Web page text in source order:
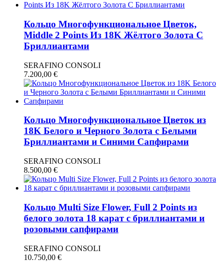
Кольцо Многофункциональное Цветок,
Middle 2 Points Из 18K Жёлтого Золота С
Бриллиантами
SERAFINO CONSOLI
7.200,00 €
Кольцо Многофункциональное Цветок из
18K Белого и Черного Золота с Белыми
Бриллиантами и Синими Сапфирами
SERAFINO CONSOLI
8.500,00 €
Кольцо Multi Size Flower, Full 2 Points из
белого золота 18 карат с бриллиантами и
розовыми сапфирами
SERAFINO CONSOLI
10.750,00 €